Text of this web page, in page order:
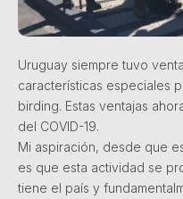
Uruguay siempre tuvo
características especiales
birding. Estas ventajas
del COVID-19.
Mi aspiración, desde que
es que esta actividad se
tiene el país y